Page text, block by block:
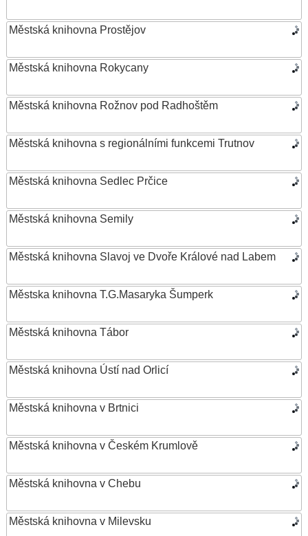
Městská knihovna Prostějov
Městská knihovna Rokycany
Městská knihovna Rožnov pod Radhoštěm
Městská knihovna s regionálními funkcemi Trutnov
Městská knihovna Sedlec Prčice
Městská knihovna Semily
Městská knihovna Slavoj ve Dvoře Králové nad Labem
Městska knihovna T.G.Masaryka Šumperk
Městská knihovna Tábor
Městská knihovna Ústí nad Orlicí
Městská knihovna v Brtnici
Městská knihovna v Českém Krumlově
Městská knihovna v Chebu
Městská knihovna v Milevsku